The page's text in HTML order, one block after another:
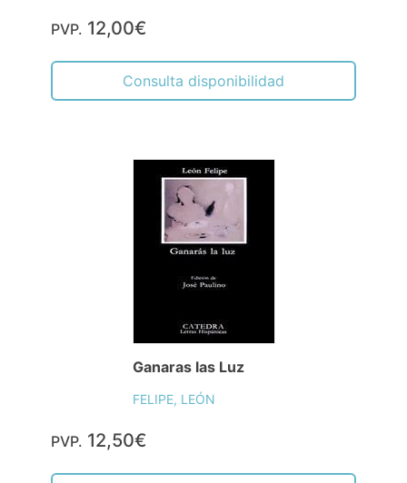
PVP. 12,00€
Consulta disponibilidad
Ganaras las Luz
FELIPE, LEÓN
PVP. 12,50€